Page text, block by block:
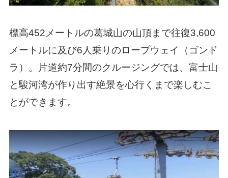
標高452メートルの葛城山の山頂まで往復3,600
メートルに及び6人乗りのロープウェイ（ゴンド
ラ）。片道約7分間のクルージングでは、富士山
と駿河湾が作り出す絶景を心行くまで楽しむこ
とができます。